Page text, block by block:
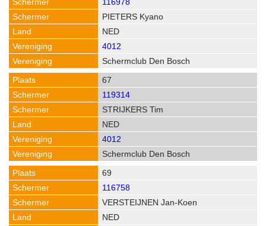
PIETERS Kyano
NED
4012
Schermclub Den Bosch
67
119314
STRIJKERS Tim
NED
4012
Schermclub Den Bosch
69
116758
VERSTEIJNEN Jan-Koen
NED